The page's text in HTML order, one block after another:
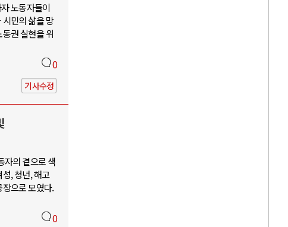
노동자들이
민의 삶을 망
권 실현을 위
0
기사수정
자의 곁으로 색
, 청년, 해고
으로 모였다.
0